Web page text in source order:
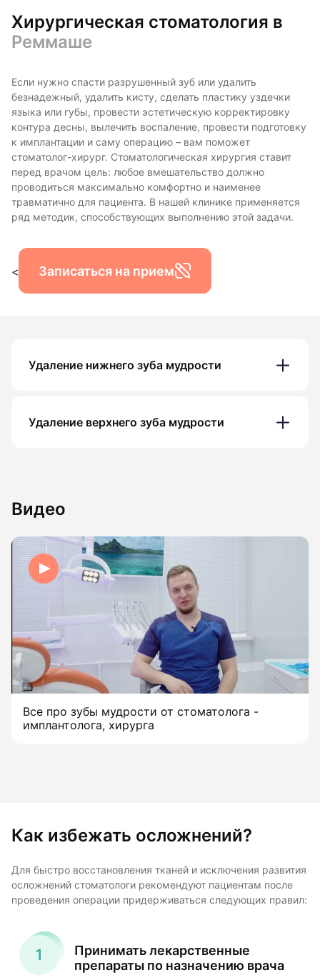
Хирургическая стоматология в
Реммаше
Если нужно спасти разрушенный зуб или удалить
безнадежный, удалить кисту, сделать пластику уздечки
языка или губы, провести эстетическую корректировку
контура десны, вылечить воспаление, провести подготовку
к имплантации и саму операцию – вам поможет
стоматолог-хирург. Стоматологическая хирургия ставит
перед врачом цель: любое вмешательство должно
проводиться максимально комфортно и наименее
травматично для пациента. В нашей клинике применяется
ряд методик, способствующих выполнению этой задачи.
< Записаться на прием
Удаление нижнего зуба мудрости
Удаление верхнего зуба мудрости
Видео
Все про зубы мудрости от стоматолога -
имплантолога, хирурга
Как избежать осложнений?
Для быстро восстановления тканей и исключения развития
осложнений стоматологи рекомендуют пациентам после
проведения операции придерживаться следующих правил:
Принимать лекарственные
препараты по назначению врача